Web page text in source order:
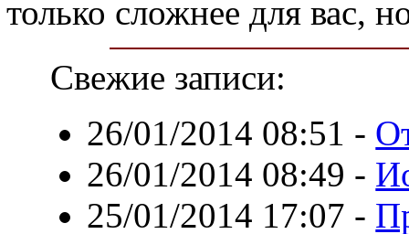
только сложнее для вас,
Свежие записи:
26/01/2014 08:51 -
26/01/2014 08:49 -
25/01/2014 17:07 -